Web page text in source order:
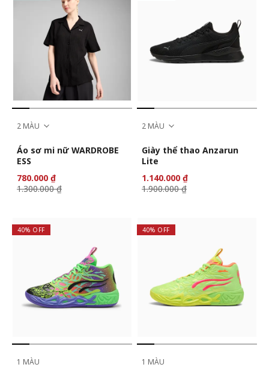
2 MÀU
Áo sơ mi nữ WARDROBE
ESS
780.000 ₫
1.300.000 ₫
2 MÀU
Giày thể thao Anzarun
Lite
1.140.000 ₫
1.900.000 ₫
40% OFF
1 MÀU
40% OFF
1 MÀU